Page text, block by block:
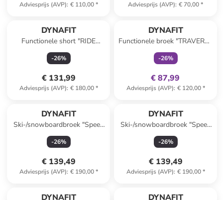
Adviesprijs (AVP): € 110,00* Adviesprijs (AVP): € 70,00*
DYNAFIT
Functionele short "RIDE
LIGHT" zwart/wit
-26%
€ 131,99
Adviesprijs (AVP): € 180,00*
DYNAFIT
Functionele broek "TRAVERSE
DST" grijs/zwart
-26%
€ 87,99
Adviesprijs (AVP): € 120,00*
DYNAFIT
Ski-/snowboardbroek "Speed
DST" bordeaux
-26%
€ 139,49
Adviesprijs (AVP): € 190,00*
DYNAFIT
Ski-/snowboardbroek "Speed
DST" donkerblauw
-26%
€ 139,49
Adviesprijs (AVP): € 190,00*
DYNAFIT DYNAFIT